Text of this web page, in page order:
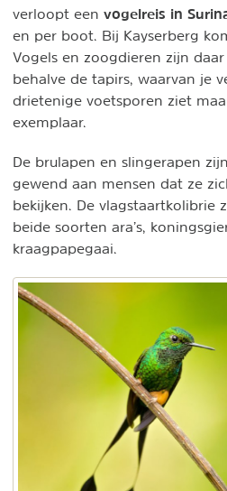
verloopt een vogelreis in
en per boot. Bij Kayserberg
Vogels en zoogdieren zijn
behalve de tapirs, waarvan je
drietenige voetsporen ziet
exemplaar.
De brulapen en slingerapen
gewend aan mensen dat ze
bekijken. De vlagstaartkolibrie
beide soorten ara’s,
kraagpapegaai.